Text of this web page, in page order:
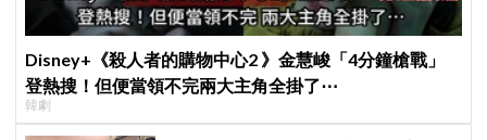
Disney+《殺人者的購物中心2 》金慧峻「4分鐘槍戰」
登熱搜！但便當領不完兩大主角全掛了⋯
韓劇